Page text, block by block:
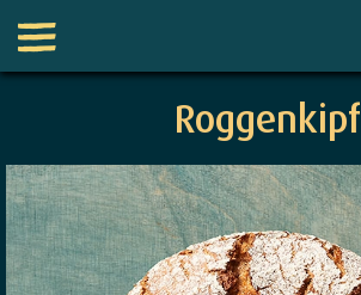
Roggenkipf